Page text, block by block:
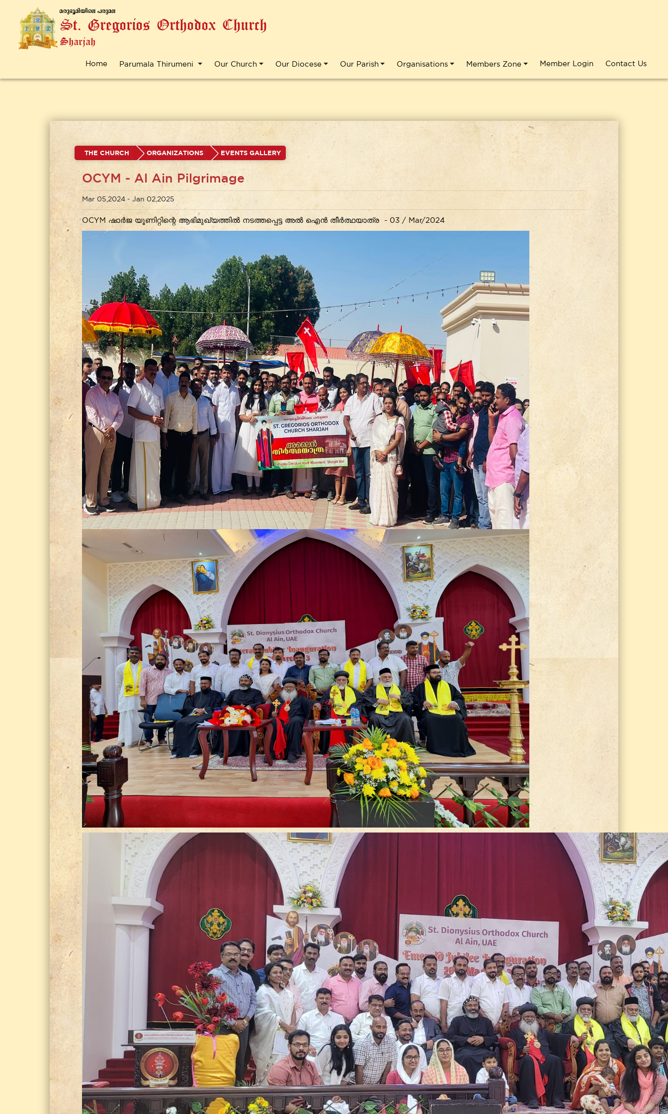
a-cp-`q-an-bnse ]-cp-a-e
St. Gregorios Orthodox Church
Sharjah
Home Parumala Thirumeni Our Church Our Diocese Our Parish Organisations Members Zone Member Login Contact Us
THE CHURCH ORGANIZATIONS EVENTS GALLERY
OCYM - Al Ain Pilgrimage
Mar 05,2024 - Jan 02,2025
OCYM ഷാർജ യൂണിറ്റിന്റെ ആഭിമുഖ്യത്തിൽ നടത്തപ്പെട്ട അൽ ഐൻ തീർത്ഥയാത്ര - 03 / Mar/2024